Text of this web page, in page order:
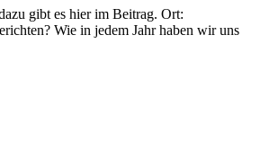
gibt es hier im Beitrag. Ort:
Wie in jedem Jahr haben wir uns